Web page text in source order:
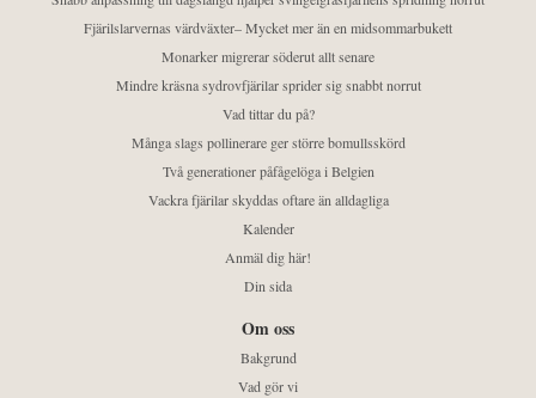
Fjärilslarvernas värdväxter– Mycket mer än en midsommarbukett
Monarker migrerar söderut allt senare
Mindre kräsna sydrovfjärilar sprider sig snabbt norrut
Vad tittar du på?
Många slags pollinerare ger större bomullsskörd
Två generationer påfågelöga i Belgien
Vackra fjärilar skyddas oftare än alldagliga
Kalender
Anmäl dig här!
Din sida
Om oss
Bakgrund
Vad gör vi